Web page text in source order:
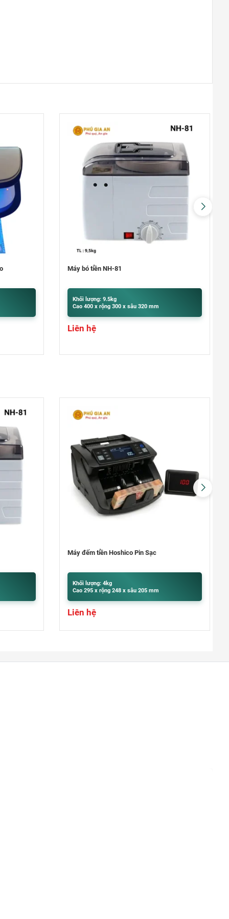
Nguyễn Trãi: gần ngã tư Nguyễn Trãi-
Khu vực Thanh Trì – Ngọc Hồi
Cửa hàng Gas, Két sắt Phú Tài -
Ngã ba Quỳnh Đô - Vĩnh Quỳnh -
Thanh Trì - HN
Xem bản đồ
Quận 9
khu Đô Thị Vinhomes Grand Park,
Máy đếm tiền Hoshico 3100
Khối lượng: 3.85kg
Cao 320 x rộng 271 x sâu 190 mm
Giá giảm:
Máy đếm tiền ngoại tệ Hoshico T100
Khối lượng: 10kg
Cao 305 x rộng 255 x sâu 195 mm
Liên hệ